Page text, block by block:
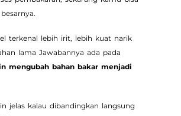
terkenal lebih irit, lebih kuat narik
lama Jawabannya ada pada
mengubah bahan bakar menjadi
jelas kalau dibandingkan langsung